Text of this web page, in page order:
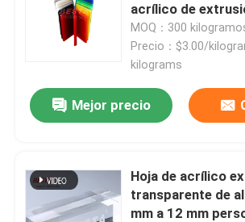
acrílico de
12 mm
MOQ：300
Precio：$3.00/
kilograms
Mejor precio
Hoja de acrílico
transparente de
mm a 12 mm